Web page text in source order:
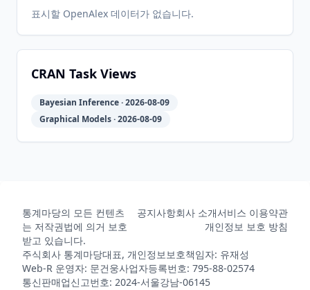
2012-07-
2026-
2026-
CRAN 0.14-7
CRAN
03
05-31
표시할 OpenAlex 데이터가 없습니다.
CRAN Task Views
Bayesian Inference · 2026-08-09
Graphical Models · 2026-08-09
통계마당의 모든 컨텐츠
는 저작권법에 의거 보호
받고 있습니다.
공지사항회사 소개서비스 이용약관
개인정보 보호 방침
주식회사 통계마당대표, 개인정보보호책임자: 유재성
Web-R 운영자: 문건웅사업자등록번호: 795-88-02574
통신판매업신고번호: 2024-서울강남-06145